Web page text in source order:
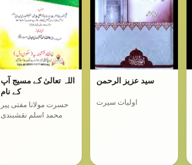
اللہ تعالیٰ کے مسیج آپ
کے نام
حسرت مولانا مفتی پیر
محمد اسلم نقشبندی
سید عزیز الرحمن
اولیات سیرت